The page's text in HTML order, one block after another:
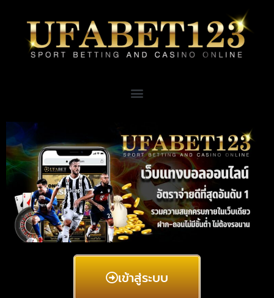
เข้าสู่ระบบ